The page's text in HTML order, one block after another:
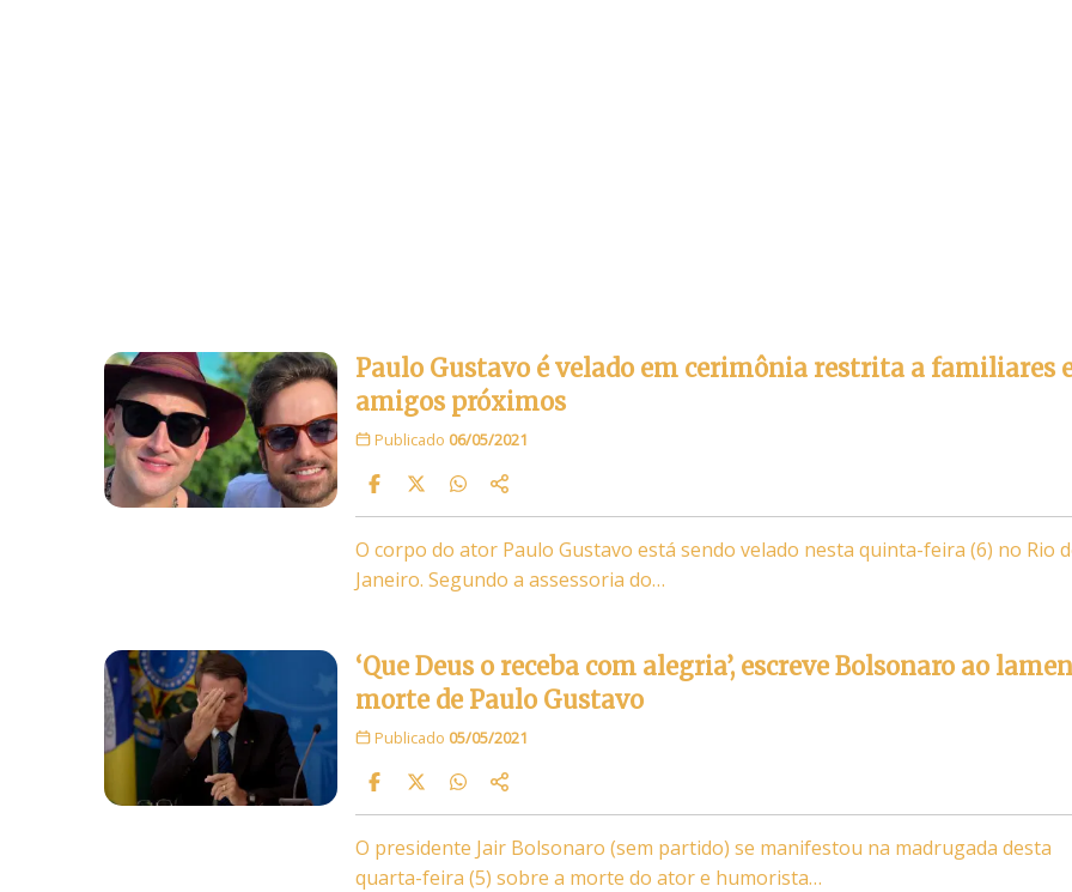
Paulo Gustavo é velado em cerimônia restrita a familiares
amigos próximos
Publicado 06/05/2021
O corpo do ator Paulo Gustavo está sendo velado nesta quinta-feira (6) no Rio
Janeiro. Segundo a assessoria do…
‘Que Deus o receba com alegria’, escreve Bolsonaro ao
morte de Paulo Gustavo
Publicado 05/05/2021
O presidente Jair Bolsonaro (sem partido) se manifestou na madrugada desta
quarta-feira (5) sobre a morte do ator e humorista…